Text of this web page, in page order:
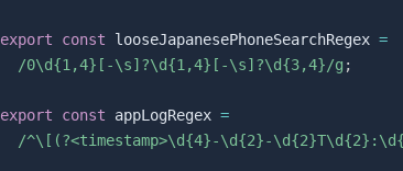
export const looseJapanesePhoneSearchRegex =
/0\d{1,4}[-\s]?\d{1,4}[-\s]?\d{3,4}/g ;
export const appLogRegex =
/^\[(?<timestamp>\d{4}-\d{2}-